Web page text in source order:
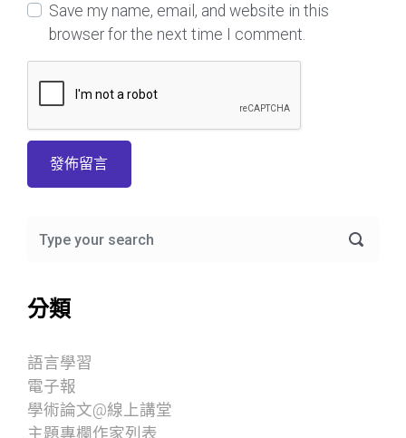
Save my name, email, and website in this
browser for the next time I comment.
分類
語言學習
電子報
學術論文@線上講堂
主題專欄作家列表